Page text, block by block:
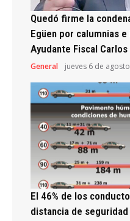
Quedó firme la
Egüen por calumnias
Ayudante Fiscal
General jueves 6 de
El 46% de los
distancia de seguridad